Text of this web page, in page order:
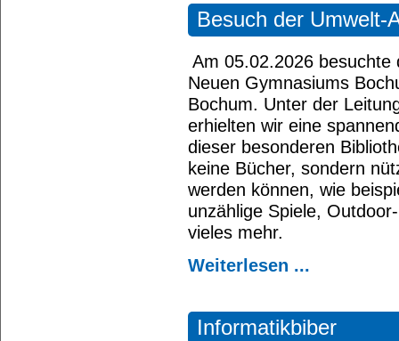
Besuch der Umwelt-
Am 05.02.2026 besuchte
Neuen Gymnasiums
Bochum. Unter der
erhielten wir eine
dieser besonderen
keine Bücher, sondern
werden können, wie
unzählige Spiele,
vieles mehr.
Weiterlesen ...
Informatikbiber